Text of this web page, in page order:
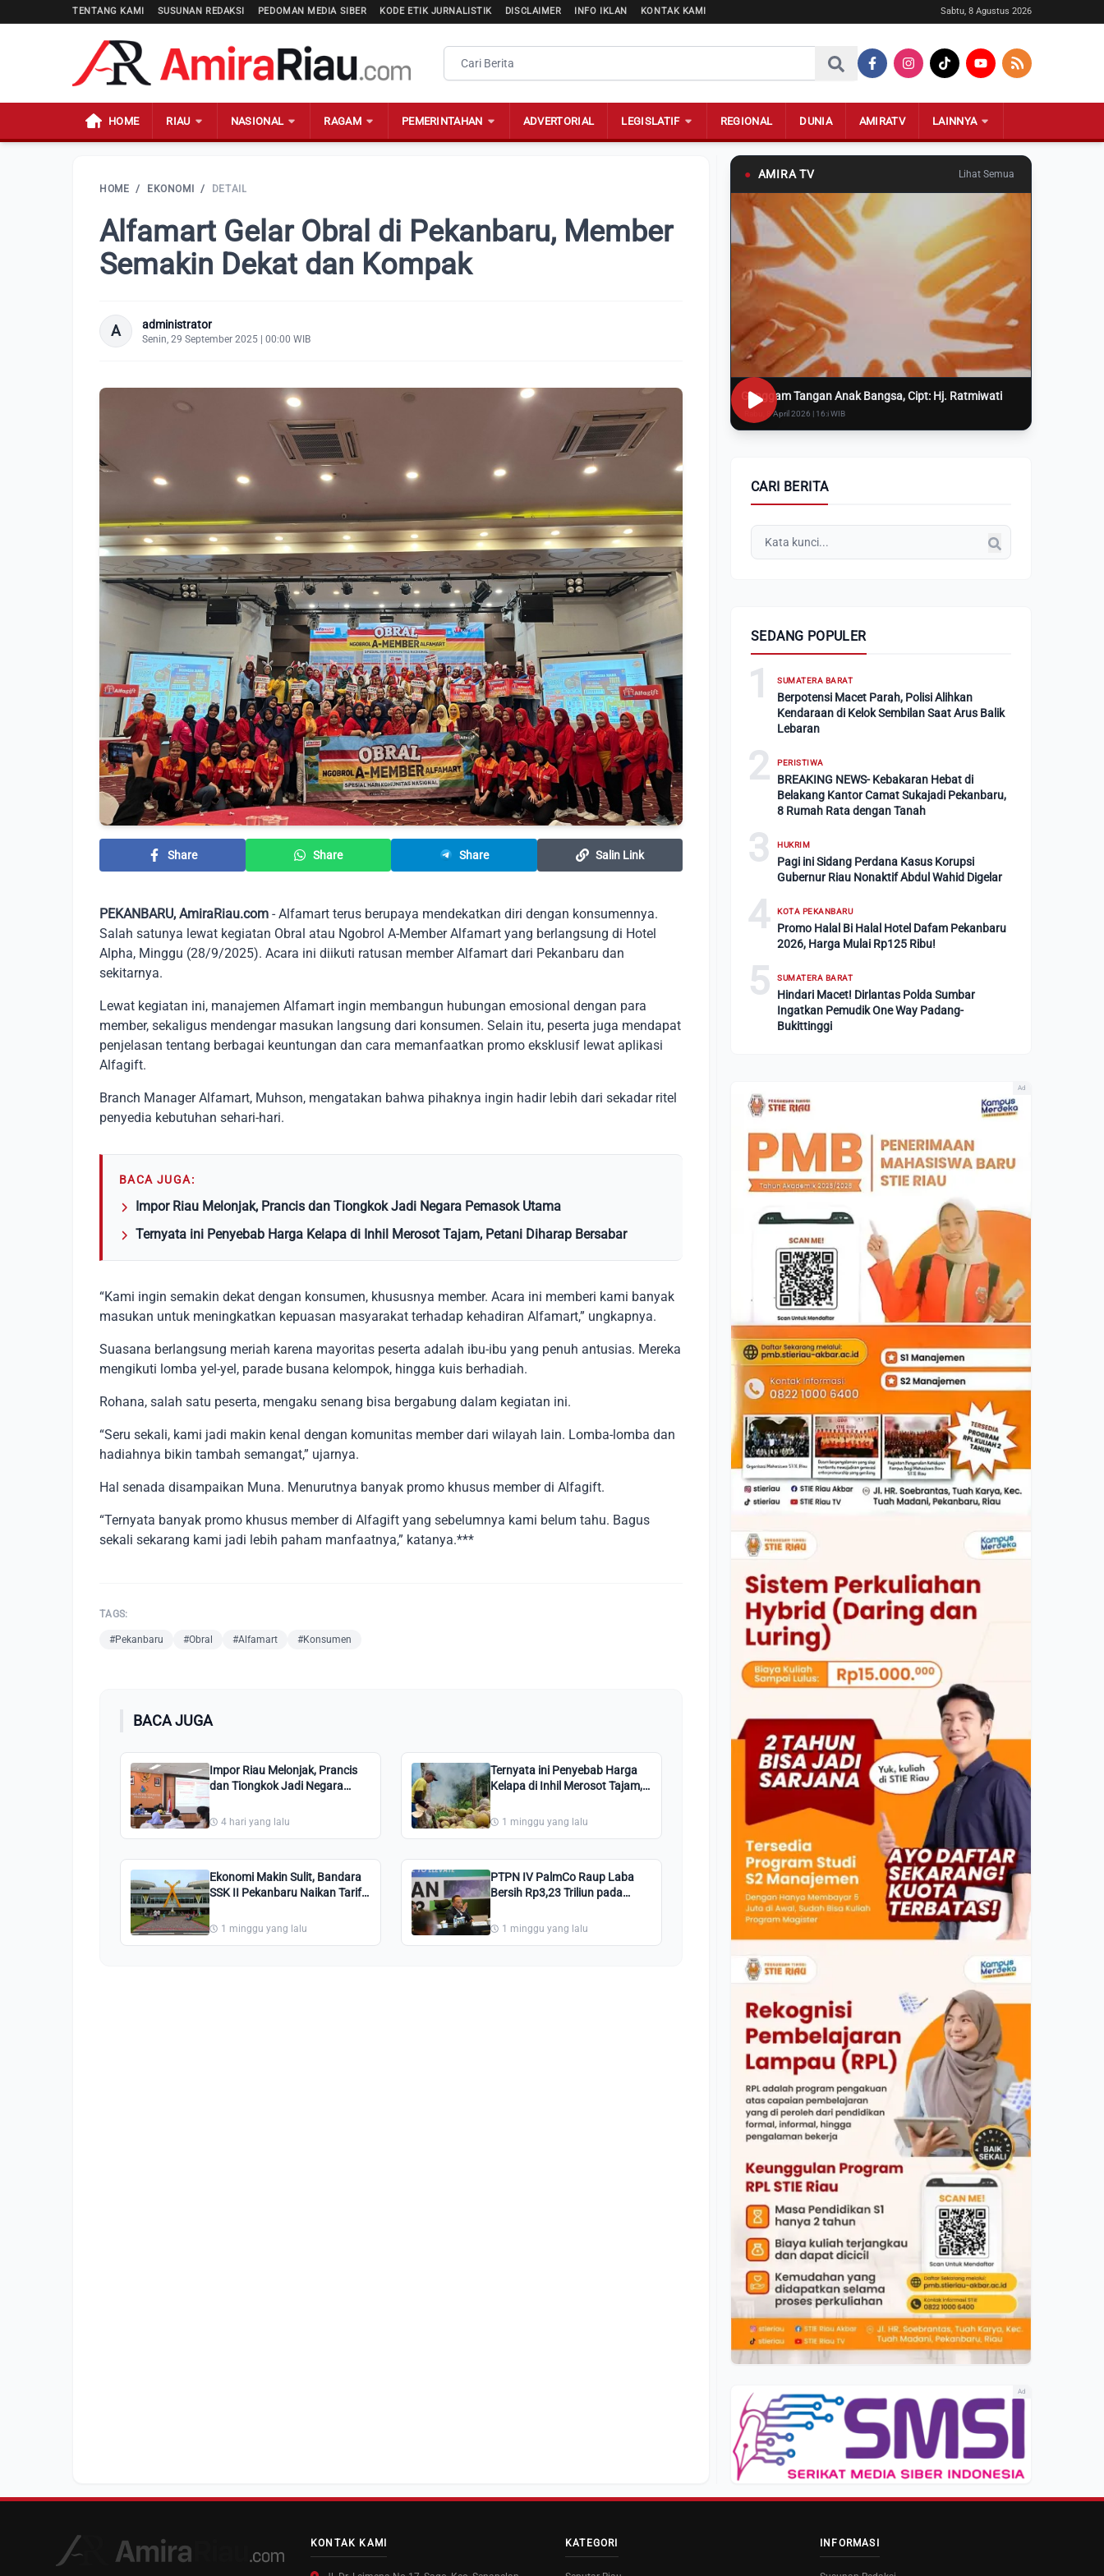
TENTANG KAMI SUSUNAN REDAKSI PEDOMAN MEDIA SIBER KODE ETIK JURNALISTIK DISCLAIMER INFO IKLAN KONTAK KAMI Sabtu, 8 Agustus 2026
HOME RIAU NASIONAL RAGAM PEMERINTAHAN ADVERTORIAL LEGISLATIF REGIONAL DUNIA AMIRATV LAINNYA
HOME / EKONOMI / DETAIL
Alfamart Gelar Obral di Pekanbaru, Member
Semakin Dekat dan Kompak
A administrator
Senin, 29 September 2025 | 00:00 WIB
Share Share Share Salin Link
PEKANBARU, AmiraRiau.com - Alfamart terus berupaya mendekatkan diri dengan konsumennya.
Salah satunya lewat kegiatan Obral atau Ngobrol A-Member Alfamart yang berlangsung di Hotel
Alpha, Minggu (28/9/2025). Acara ini diikuti ratusan member Alfamart dari Pekanbaru dan
sekitarnya.
Lewat kegiatan ini, manajemen Alfamart ingin membangun hubungan emosional dengan para
member, sekaligus mendengar masukan langsung dari konsumen. Selain itu, peserta juga mendapat
penjelasan tentang berbagai keuntungan dan cara memanfaatkan promo eksklusif lewat aplikasi
Alfagift.
Branch Manager Alfamart, Muhson, mengatakan bahwa pihaknya ingin hadir lebih dari sekadar ritel
penyedia kebutuhan sehari-hari.
BACA JUGA:
Impor Riau Melonjak, Prancis dan Tiongkok Jadi Negara Pemasok Utama
Ternyata ini Penyebab Harga Kelapa di Inhil Merosot Tajam, Petani Diharap Bersabar
“Kami ingin semakin dekat dengan konsumen, khususnya member. Acara ini memberi kami banyak
masukan untuk meningkatkan kepuasan masyarakat terhadap kehadiran Alfamart,” ungkapnya.
Suasana berlangsung meriah karena mayoritas peserta adalah ibu-ibu yang penuh antusias. Mereka
mengikuti lomba yel-yel, parade busana kelompok, hingga kuis berhadiah.
Rohana, salah satu peserta, mengaku senang bisa bergabung dalam kegiatan ini.
“Seru sekali, kami jadi makin kenal dengan komunitas member dari wilayah lain. Lomba-lomba dan
hadiahnya bikin tambah semangat,” ujarnya.
Hal senada disampaikan Muna. Menurutnya banyak promo khusus member di Alfagift.
“Ternyata banyak promo khusus member di Alfagift yang sebelumnya kami belum tahu. Bagus
sekali sekarang kami jadi lebih paham manfaatnya,” katanya.***
TAGS:
#Pekanbaru #Obral #Alfamart #Konsumen
BACA JUGA
Impor Riau Melonjak, Prancis
dan Tiongkok Jadi Negara
4 hari yang lalu
Ternyata ini Penyebab Harga
Kelapa di Inhil Merosot Tajam,
1 minggu yang lalu
Ekonomi Makin Sulit, Bandara
SSK II Pekanbaru Naikan Tarif
Pertama
1 minggu yang lalu
PTPN IV PalmCo Raup Laba
Bersih Rp3,23 Triliun pada
1 minggu yang lalu
● AMIRA TV Lihat Semua
Genggam Tangan Anak Bangsa, Cipt: Hj. Ratmiwati
Rabu, 8 April 2026 | 16:i WIB
CARI BERITA
SEDANG POPULER
1 SUMATERA BARAT
Berpotensi Macet Parah, Polisi Alihkan
Kendaraan di Kelok Sembilan Saat Arus Balik
Lebaran
2 PERISTIWA
BREAKING NEWS- Kebakaran Hebat di
Belakang Kantor Camat Sukajadi Pekanbaru,
8 Rumah Rata dengan Tanah
3 HUKRIM
Pagi ini Sidang Perdana Kasus Korupsi
Gubernur Riau Nonaktif Abdul Wahid Digelar
4 KOTA PEKANBARU
Promo Halal Bi Halal Hotel Dafam Pekanbaru
2026, Harga Mulai Rp125 Ribu!
5 SUMATERA BARAT
Hindari Macet! Dirlantas Polda Sumbar
Ingatkan Pemudik One Way Padang-
Bukittinggi
Ad
Ad
KONTAK KAMI KATEGORI INFORMASI